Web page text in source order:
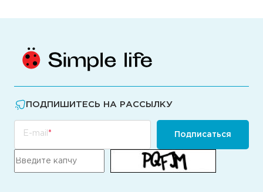
ПОДПИШИТЕСЬ НА РАССЫЛКУ
E-mail Подписаться